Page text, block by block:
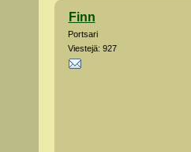
Finn
Portsari
Viestejä: 927